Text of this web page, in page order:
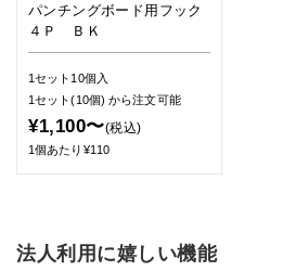
パンチングボード用フック
４Ｐ ＢＫ
1セット10個入
1セット(10個)から注文可能
¥1,100〜(税込)
1個あたり¥110
法人利用に嬉しい機能